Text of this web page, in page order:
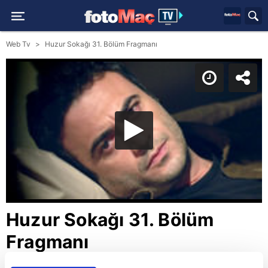
Web Tv Huzur Sokağı 31. Bölüm Fragmanı
Huzur Sokağı 31. Bölüm
Fragmanı